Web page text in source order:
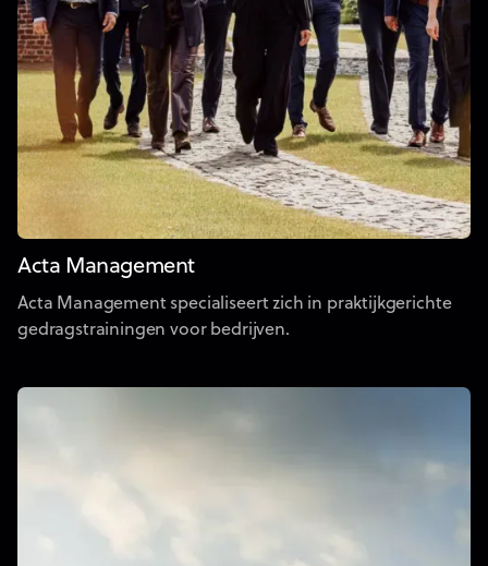
Acta Management
Acta Management specialiseert zich in praktijkgerichte
gedragstrainingen voor bedrijven.